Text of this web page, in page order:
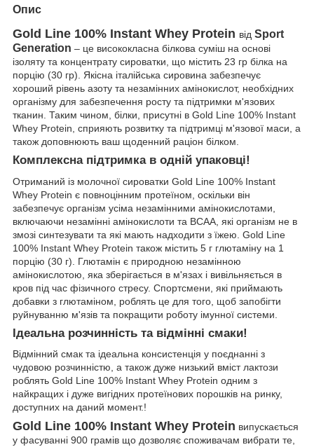
Опис
Gold Line 100% Instant Whey Protein від Sport
Generation – це висококласна білкова суміш на основі
ізоляту та концентрату сироватки, що містить 23 гр білка на
порцію (30 гр). Якісна італійська сировина забезпечує
хороший рівень азоту та незамінних амінокислот, необхідних
організму для забезпечення росту та підтримки м'язових
тканин. Таким чином, білки, присутні в Gold Line 100% Instant
Whey Protein, сприяють розвитку та підтримці м'язової маси, а
також доповнюють ваш щоденний раціон білком.
Комплексна підтримка в одній упаковці!
Отриманий із молочної сироватки Gold Line 100% Instant
Whey Protein є повноцінним протеїном, оскільки він
забезпечує організм усіма незамінними амінокислотами,
включаючи незамінні амінокислоти та BCAA, які організм не в
змозі синтезувати та які мають надходити з їжею. Gold Line
100% Instant Whey Protein також містить 5 г глютаміну на 1
порцію (30 г). Глютамін є природною незамінною
амінокислотою, яка зберігається в м'язах і вивільняється в
кров під час фізичного стресу. Спортсмени, які приймають
добавки з глютаміном, роблять це для того, щоб запобігти
руйнуванню м'язів та покращити роботу імунної системи.
Ідеальна розчинність та відмінні смаки!
Відмінний смак та ідеальна консистенція у поєднанні з
чудовою розчинністю, а також дуже низький вміст лактози
роблять Gold Line 100% Instant Whey Protein одним з
найкращих і дуже вигідних протеїнових порошків на ринку,
доступних на даний момент.!
Gold Line 100% Instant Whey Protein випускається
у фасуванні 900 грамів що дозволяє споживачам вибрати те,